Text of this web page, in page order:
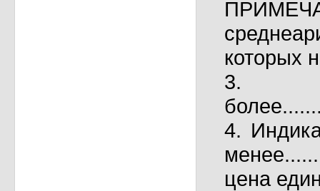
которых
3.
4.
цена